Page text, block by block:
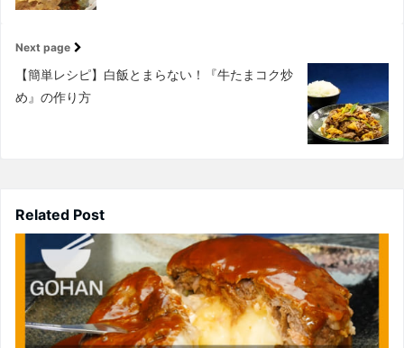
Next page
【簡単レシピ】白飯とまらない！『牛たまコク炒
め』の作り方
Related Post